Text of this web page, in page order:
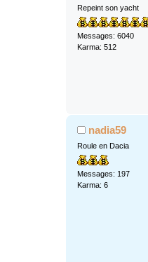
Repeint son yacht
Messages: 6040
Karma: 512
nadia59
Roule en Dacia
Messages: 197
Karma: 6